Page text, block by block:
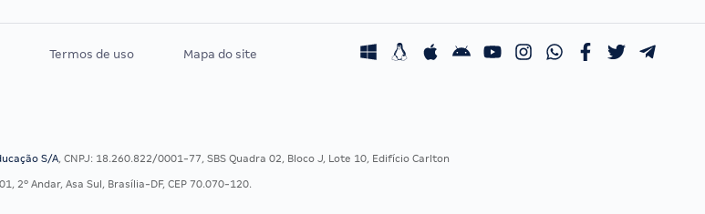
Residência Multiprofissional
Termos de uso Mapa do site
S/A, CNPJ: 18.260.822/0001-77, SBS Quadra 02, Bloco J, Lote 10, Edifício Carlton
2º Andar, Asa Sul, Brasília-DF, CEP 70.070-120.